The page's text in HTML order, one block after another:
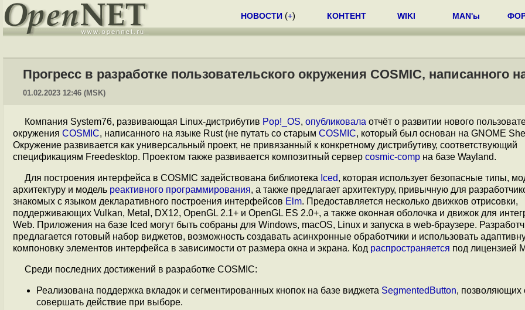
НОВОСТИ (+) КОНТЕНТ WIKI MAN'ы
Прогресс в разработке пользовательского окружения COSMIC, написанного
01.02.2023 12:46 (MSK)
Компания System76, развивающая Linux-дистрибутив Pop!_OS, опубликовала отчёт о развитии нового
окружения COSMIC, написанного на языке Rust (не путать со старым COSMIC, который был основан на GNOME
Окружение развивается как универсальный проект, не привязанный к конкретному дистрибутиву, соответствующий
спецификациям Freedesktop. Проектом также развивается композитный сервер cosmic-comp на базе Wayland.
Для построения интерфейса в COSMIC задействована библиотека Iced, которая использует безопасные типы,
архитектуру и модель реактивного программирования, а также предлагает архитектуру, привычную для
знакомых с языком декларативного построения интерфейсов Elm. Предоставляется несколько движков отрисовки,
поддерживающих Vulkan, Metal, DX12, OpenGL 2.1+ и OpenGL ES 2.0+, а также оконная оболочка и движок для
Web. Приложения на базе Iced могут быть собраны для Windows, macOS, Linux и запуска в web-браузере.
предлагается готовый набор виджетов, возможность создавать асинхронные обработчики и использовать
компоновку элементов интерфейса в зависимости от размера окна и экрана. Код распространяется под лицензией
Среди последних достижений в разработке COSMIC:
Реализована поддержка вкладок и сегментированных кнопок на базе виджета SegmentedButton, позволяющих
совершать действие при выборе.